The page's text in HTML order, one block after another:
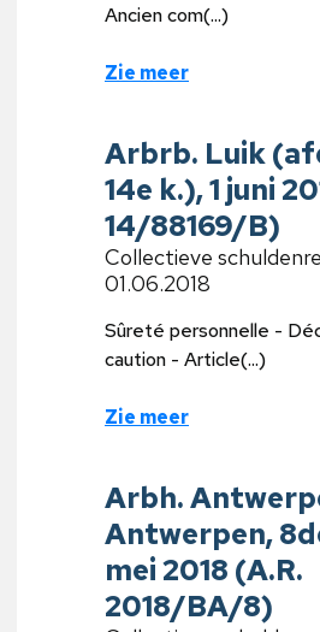
Ancien com(...)
Zie meer
Arbrb. Luik
14e k.), 1 juni
14/88169/B)
Collectieve
01.06.2018
Sûreté personnelle -
caution - Article(...)
Zie meer
Arbh.
Antwerpen,
mei 2018 (A.R.
2018/BA/8)